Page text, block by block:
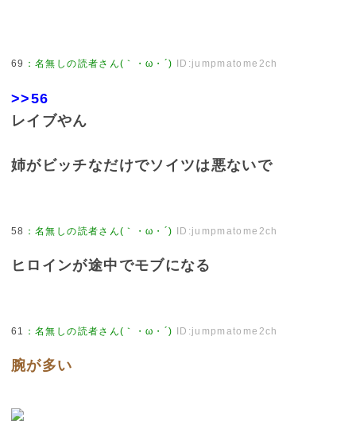
69 ：名無しの読者さん(｀・ω・´) ID:jumpmatome2ch
>>56
レイブやん
姉がビッチなだけでソイツは悪ないで
58 ：名無しの読者さん(｀・ω・´) ID:jumpmatome2ch
ヒロインが途中でモブになる
61 ：名無しの読者さん(｀・ω・´) ID:jumpmatome2ch
腕が多い